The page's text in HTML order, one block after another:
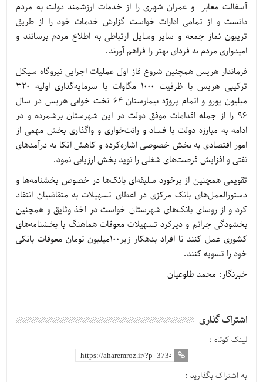
آسفالت معابر و عمران شهری را از خدمات ارزشمند دولت به مردم
دانست و از تمامی ادارات خواست گزارش خدمات خود را از طریق
تریبون نماز جمعه و سایر وسایل ارتباطی به اطلاع مردم برسانند و
امیدواری مردم به فردای بهتر را فراهم آورند.
فرماندار هریس همچنین شروع فاز اول عملیات اجرایی نیروگاه سیکل
ترکیبی هریس با ظرفیت 1000 مگاوات با سرمایه‌گذاری اولیه 320
میلیون یورو و اتمام پروژه بیمارستان 64 تخت خوابی هریس در سال
96 را از جمله اقدامات موفق دولت در این شهرستان برشمرده و در
ادامه به مبارزه دولت با فساد و رانت‌خواری و واگذاری بخش مهمی از
امور اقتصادی به بخش خصوصی اشاره‌کرده و کاهش اتکا به درآمدهای
نفتی و افزایش فرصت‌های شغلی را نوید بخش ارزیابی نمود.
تقویمی همچنین از برخورد سلیقه‌ای بانک‌ها در خصوص بخشنامه‌ها و
دستورالعمل‌های بانک مرکزی در اعطای تسهیلات به متقاضیان انتقاد
کرد و از روسای بانک‌های شهرستان خواست در اخذ وثایق و همچنین
بخشودگی جرائم و دیرکرد تسهیلات معوقات هماهنگ با بخشنامه‌های
کشوری عمل کنند تا افراد بدهکار زیر100میلیون تومان معوقات بانکی
خود را تسویه کنند.
خبرنگار: محمد طلوعیان
اشتراک گذاری
لینک کوتاه :
به اشتراک بگذارید :